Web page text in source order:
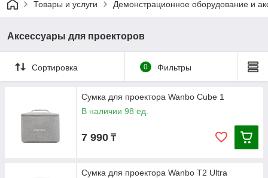
Товары и услуги Демонстрационное оборудование и
Аксессуары для проекторов
Сортировка 0 Фильтры
Сумка для проектора Wanbo Cube 1
В наличии 98 ед.
7 990 ₸
Сумка для проектора Wanbo T2 Ultra